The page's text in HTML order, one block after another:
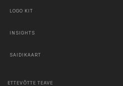
LOGO KIT
INSIGHTS
SAIDIKAART
ETTEVÕTTE TEAVE